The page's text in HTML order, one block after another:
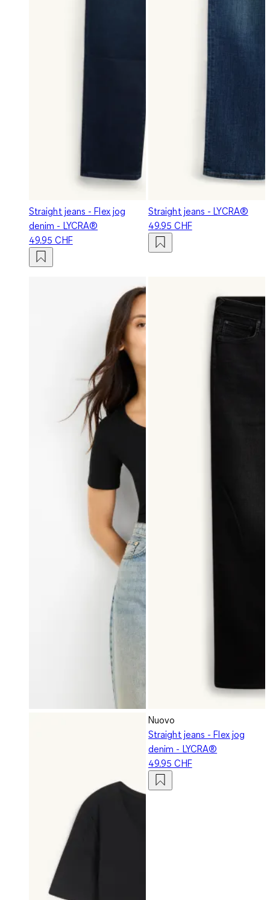
Straight jeans - Flex jog
denim - LYCRA®
49.95 CHF
Straight jeans - LYCRA®
49.95 CHF
Nuovo
Straight jeans - Flex jog
denim - LYCRA®
49.95 CHF